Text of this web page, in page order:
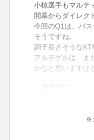
小椋選手もマルテ
開幕からダイレク
今回のQ1は、バ
そうですね。
調子良さそうな
アルデゲルは、ま
かなと思いますけ
※